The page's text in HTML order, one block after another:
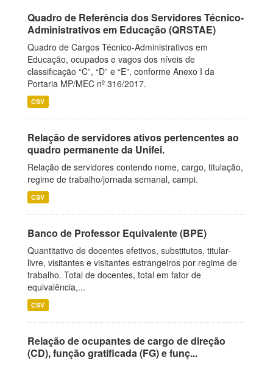
Quadro de Referência dos Servidores Técnico-
Administrativos em Educação (QRSTAE)
Quadro de Cargos Técnico-Administrativos em
Educação, ocupados e vagos dos níveis de
classificação “C”, “D” e “E”, conforme Anexo I da
Portaria MP/MEC nº 316/2017.
CSV
Relação de servidores ativos pertencentes ao
quadro permanente da Unifei.
Relação de servidores contendo nome, cargo, titulação,
regime de trabalho/jornada semanal, campi.
CSV
Banco de Professor Equivalente (BPE)
Quantitativo de docentes efetivos, substitutos, titular-
livre, visitantes e visitantes estrangeiros por regime de
trabalho. Total de docentes, total em fator de
equivalência,...
CSV
Relação de ocupantes de cargo de direção
(CD), função gratificada (FG) e funç...